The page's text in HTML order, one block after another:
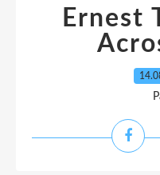
Ernest